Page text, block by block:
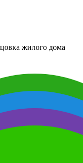
жилого дома